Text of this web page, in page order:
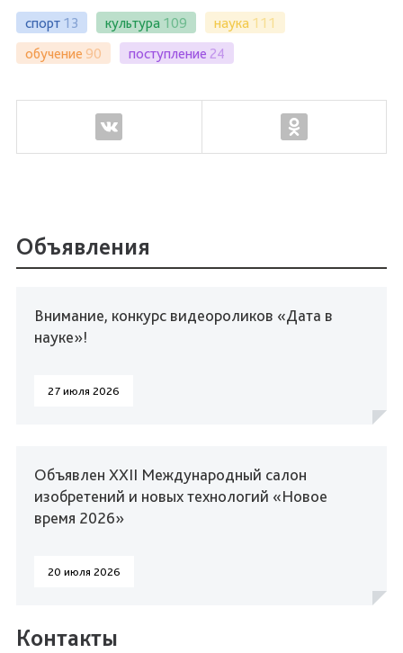
спорт 13 культура 109 наука 111
обучение 90 поступление 24
Объявления
Внимание, конкурс видеороликов «Дата в
науке»!
27 июля 2026
Объявлен XXII Международный салон
изобретений и новых технологий «Новое
время 2026»
20 июля 2026
Контакты